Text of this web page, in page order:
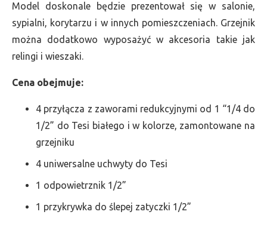
Model doskonale będzie prezentował się w salonie,
sypialni, korytarzu i w innych pomieszczeniach. Grzejnik
można dodatkowo wyposażyć w akcesoria takie jak
relingi i wieszaki.
Cena obejmuje:
4 przyłącza z zaworami redukcyjnymi od 1 “1/4 do
1/2” do Tesi białego i w kolorze, zamontowane na
grzejniku
4 uniwersalne uchwyty do Tesi
1 odpowietrznik 1/2”
1 przykrywka do ślepej zatyczki 1/2”